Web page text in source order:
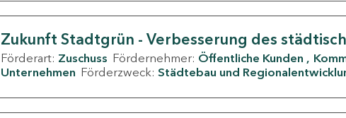
Zukunft Stadtgrün - Verbesserung des
Förderart: Zuschuss Fördernehmer: Öffentliche Kunden
Unternehmen Förderzweck: Städtebau und